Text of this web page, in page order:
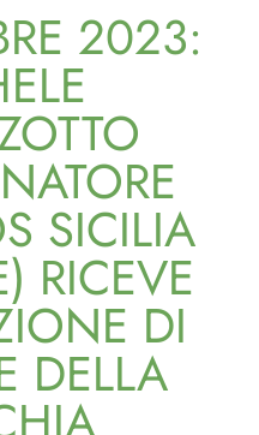
2023:
SICILIA
RICEVE
DI
DELLA